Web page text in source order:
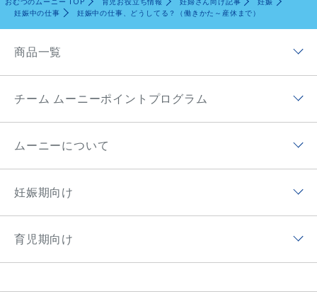
妊娠中の仕事
妊娠中の仕事、どうしてる？（働きかた～産休まで）
商品一覧
ムーニーマン（パンツ）
オヤスミマン
チーム ムーニーポイントプログラム
ムーニーポイントについて
チーム ムーニーポイントプログラムサイト
プレゼントキャンペーン
ムーニーについて
ムーニーの歴史
ムーニーちゃんのひみつ
ムーニーの思い
アプリ紹介
妊娠期向け
初めて妊娠した方へ
育児期向け